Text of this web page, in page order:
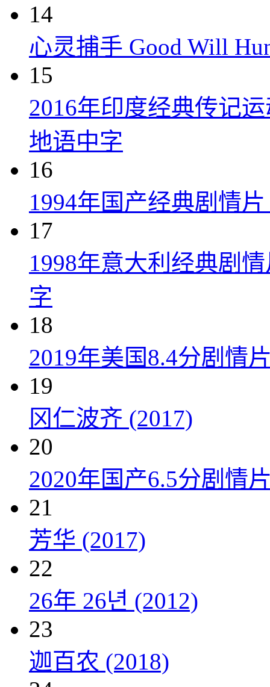
14
心灵捕手 Good Will
15
2016年印度经典传记
地语中字
16
1994年国产经典剧情
17
1998年意大利经典剧
字
18
2019年美国8.4分剧情
19
冈仁波齐 (2017)
20
2020年国产6.5分剧情
21
芳华 (2017)
22
26年 26년 (2012)
23
迦百农 (2018)